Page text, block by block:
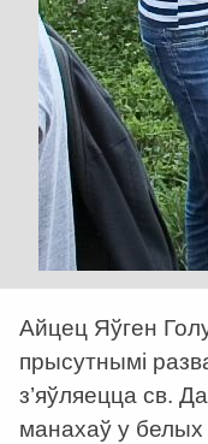
Айцец Яўген
прысутнымі
з’яўляецца св.
манахаў у белых